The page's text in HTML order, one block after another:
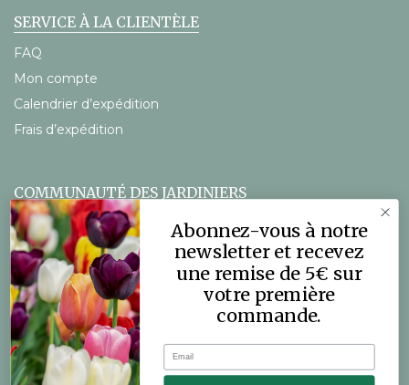
SERVICE À LA CLIENTÈLE
FAQ
Mon compte
Calendrier d’expédition
Frais d’expédition
COMMUNAUTÉ DES JARDINIERS
Le blog DutchGrown
Vidéos
© 2026 DutchGrown™. Tous droits réservés.
Abonnez-vous à notre
newsletter et recevez
une remise de 5€ sur
votre première
commande.
Email